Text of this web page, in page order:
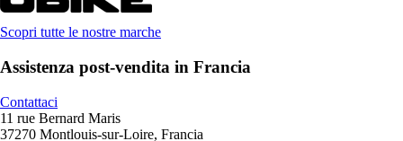
Scopri tutte le nostre marche
Assistenza post-vendita in Francia
Contattaci
11 rue Bernard Maris
37270 Montlouis-sur-Loire, Francia